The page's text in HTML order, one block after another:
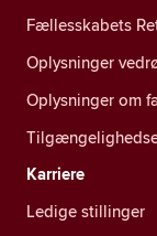
Fællesskabets
Oplysninger
Oplysninger om
Karriere
Ledige stillinger